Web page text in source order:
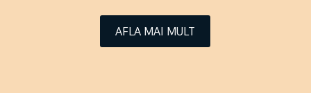
AFLA MAI MULT